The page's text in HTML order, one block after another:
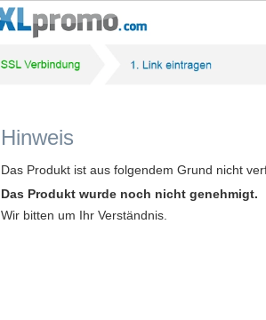
Hinweis
Das Produkt ist aus folgendem Grund nicht
Das Produkt wurde noch nicht genehmigt.
Wir bitten um Ihr Verständnis.